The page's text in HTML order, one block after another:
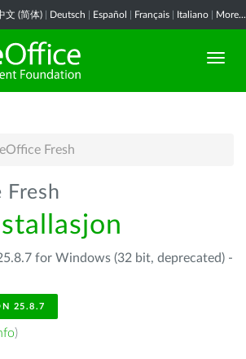
文 (简体) Deutsch Español Français Italiano More...
Fresh
Fresh
for Windows (32 bit, deprecated) -
25.8.7
)